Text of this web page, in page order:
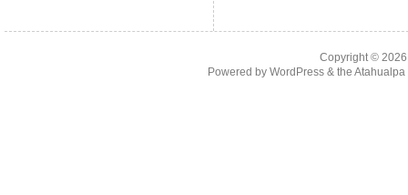
Copyright ©
Powered by WordPress& the Atahualpa